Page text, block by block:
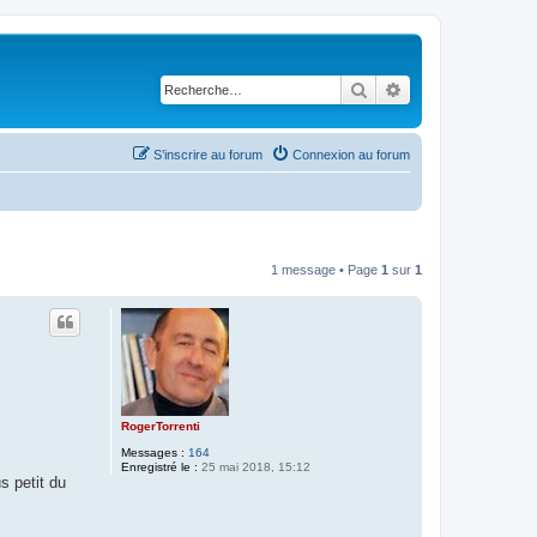
Rechercher
Connexion au forum
S’inscrire au forum
1 message • Page 1 sur 1
RogerTorrenti
Messages : 164
Enregistré le : 25 mai 2018, 15:12
petit du